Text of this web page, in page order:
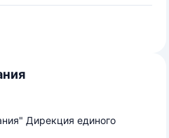
Дирекция единого